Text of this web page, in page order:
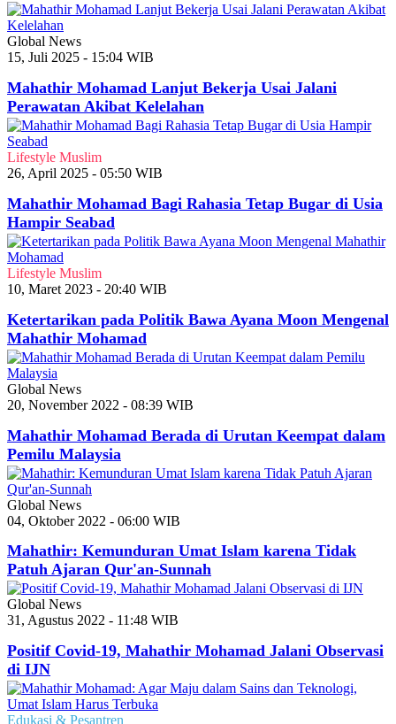
Global News
15, Juli 2025 - 15:04 WIB
Mahathir Mohamad Lanjut Bekerja Usai Jalani
Perawatan Akibat Kelelahan
Lifestyle Muslim
26, April 2025 - 05:50 WIB
Mahathir Mohamad Bagi Rahasia Tetap Bugar di Usia
Hampir Seabad
Lifestyle Muslim
10, Maret 2023 - 20:40 WIB
Ketertarikan pada Politik Bawa Ayana Moon Mengenal
Mahathir Mohamad
Global News
20, November 2022 - 08:39 WIB
Mahathir Mohamad Berada di Urutan Keempat dalam
Pemilu Malaysia
Global News
04, Oktober 2022 - 06:00 WIB
Mahathir: Kemunduran Umat Islam karena Tidak
Patuh Ajaran Qur'an-Sunnah
Global News
31, Agustus 2022 - 11:48 WIB
Positif Covid-19, Mahathir Mohamad Jalani Observasi
di IJN
Edukasi & Pesantren